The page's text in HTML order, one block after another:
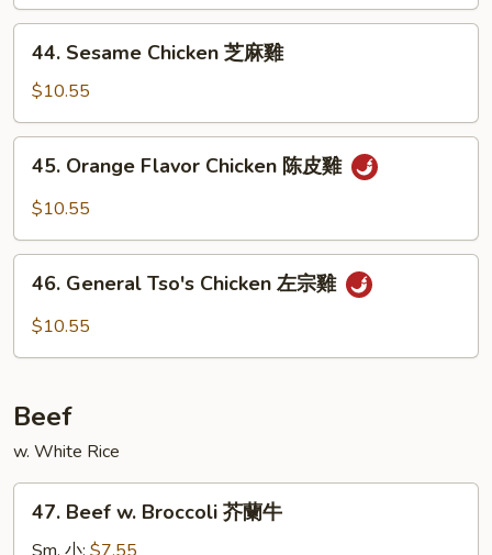
宫
44.
Sesame
Chicken
芝
麻
44. Sesame Chicken 芝麻雞
$10.55
45.
Orange
Flavor
陈
45. Orange Flavor Chicken 陈皮雞
$10.55
46.
General
Tso's
雞
46. General Tso's Chicken 左宗雞
$10.55
Beef
w. White Rice
47.
Beef
47. Beef w. Broccoli 芥蘭牛
Sm. 小: $7.55